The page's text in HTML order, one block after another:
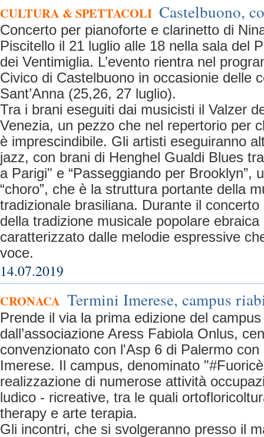
CULTURA & SPETTACOLI Castelbuono,
Concerto per pianoforte e clarinetto di
Piscitello il 21 luglio alle 18 nella sala del
dei Ventimiglia. L’evento rientra nel
Civico di Castelbuono in occasionie delle
Sant’Anna (25,26, 27 luglio).
Tra i brani eseguiti dai musicisti il Valzer
Venezia, un pezzo che nel repertorio per
è imprescindibile. Gli artisti eseguiranno
jazz, con brani di Henghel Gualdi Blues
a Parigi" e “Passeggiando per Brooklyn”,
“choro”, che è la struttura portante della
tradizionale brasiliana. Durante il
della tradizione musicale popolare ebraica
caratterizzato dalle melodie espressive
voce.
14.07.2019
CRONACA Termini Imerese, campus
Prende il via la prima edizione del
dall’associazione Aress Fabiola Onlus,
convenzionato con l'Asp 6 di Palermo con
Imerese. Il campus, denominato
realizzazione di numerose attività
ludico - ricreative, tra le quali
therapy e arte terapia.
Gli incontri, che si svolgeranno presso il